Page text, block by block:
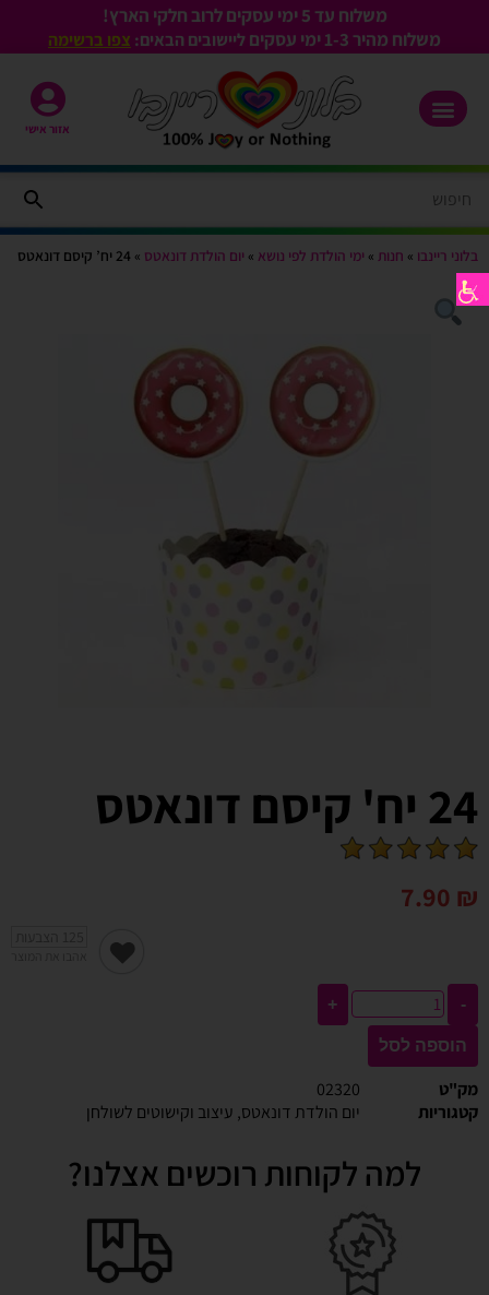
משלוח עד 5 ימי עסקים לרוב חלקי הארץ!
משלוח מהיר 1-3
ימי עסקים ליישובים הבאים: צפו ברשימה
אזור אישי
בלוני ריינבו » חנות » ימי הולדת לפי נושא » יום הולדת דונאטס » 24 יח’ קיסם דונאטס
24 יח' קיסם דונאטס
7.90 ₪
-
+
הוספה לסל
מק"ט
02320
קטגוריות
יום הולדת דונאטס, עיצוב וקישוטים לשולחן
למה לקוחות רוכשים אצלנו?